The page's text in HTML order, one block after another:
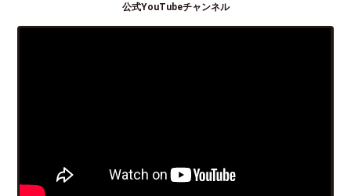
公式YouTubeチャンネル